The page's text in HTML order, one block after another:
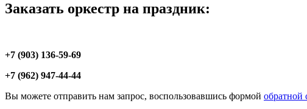
Заказать оркестр на праздник:
+7 (903) 136-59-69
+7 (962) 947-44-44
Вы можете отправить нам запрос, воспользовавшись формой обратной